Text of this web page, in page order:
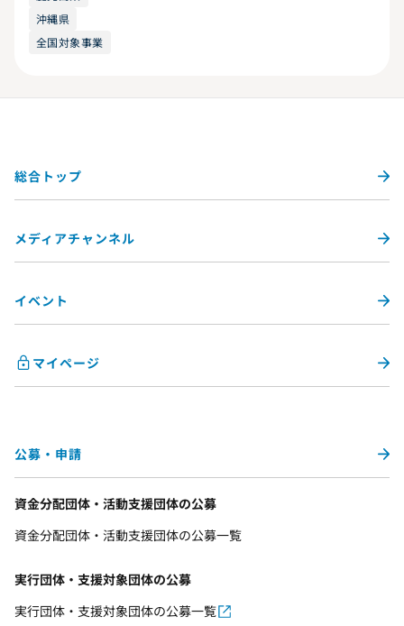
沖縄県
全国対象事業
総合トップ
メディアチャンネル
イベント
マイページ
公募・申請
資金分配団体・活動支援団体の公募
資金分配団体・活動支援団体の公募一覧
実行団体・支援対象団体の公募
実行団体・支援対象団体の公募一覧